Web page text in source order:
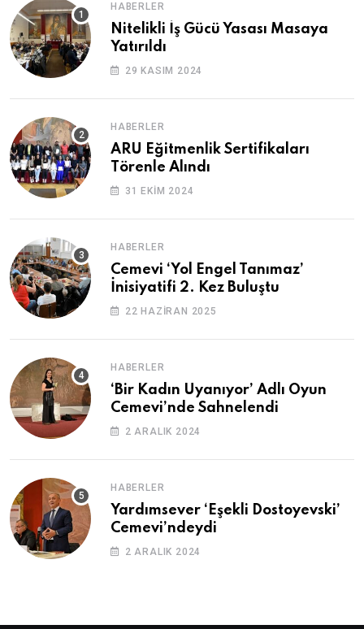
HABERLER
Nitelikli İş Gücü Yasası Masaya
Yatırıldı
29 KASIM 2024
HABERLER
ARU Eğitmenlik Sertifikaları
Törenle Alındı
31 EKIM 2024
HABERLER
Cemevi ‘Yol Engel Tanımaz’
İnisiyatifi 2. Kez Buluştu
22 HAZIRAN 2025
HABERLER
‘Bir Kadın Uyanıyor’ Adlı Oyun
Cemevi’nde Sahnelendi
2 ARALIK 2024
HABERLER
Yardımsever ‘Eşekli Dostoyevski’
Cemevi’ndeydi
2 ARALIK 2024